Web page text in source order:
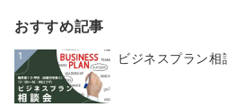
おすすめ記事
1 ビジネスプラン相